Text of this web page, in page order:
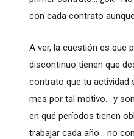
con cada contrato aunque
A ver, la cuestión es que
discontinuo tienen que
contrato que tu actividad
mes por tal motivo... y
en qué períodos tienen
trabajar cada año... no